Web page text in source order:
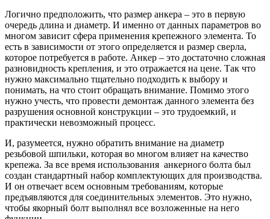
Логично предположить, что размер анкера – это в первую
очередь длина и диаметр. И именно от данных параметров во
многом зависит сфера применения крепежного элемента. То
есть в зависимости от этого определяется и размер сверла,
которое потребуется в работе. Анкер – это достаточно сложная
разновидность крепления, и это отражается на цене. Так что
нужно максимально тщательно подходить к выбору и
понимать, на что стоит обращать внимание. Помимо этого
нужно учесть, что провести демонтаж данного элемента без
разрушения основной конструкции – это трудоемкий, и
практически невозможный процесс.
И, разумеется, нужно обратить внимание на диаметр
резьбовой шпильки, которая во многом влияет на качество
крепежа. За все время использования анкерного болта был
создан стандартный набор комплектующих для производства.
И он отвечает всем основным требованиям, которые
предъявляются для соединительных элементов. Это нужно,
чтобы якорный болт выполнял все возложенные на него